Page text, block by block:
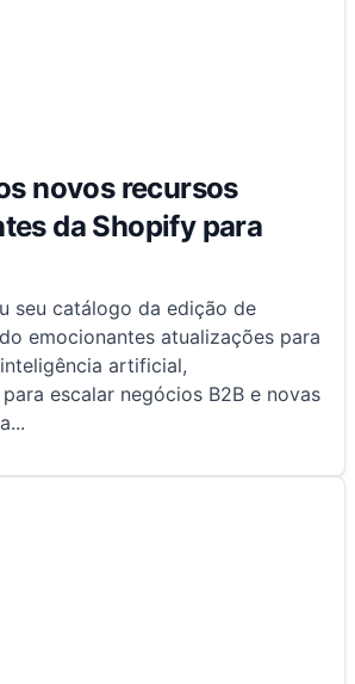
novos recursos
da Shopify para
seu catálogo da edição de
emocionantes atualizações para
artificial,
escalar negócios B2B e novas
...